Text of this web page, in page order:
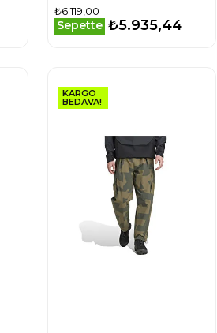
Altı KA2077 Siyah
₺6.119,00
Sepette ₺5.935,44
KARGO
BEDAVA!